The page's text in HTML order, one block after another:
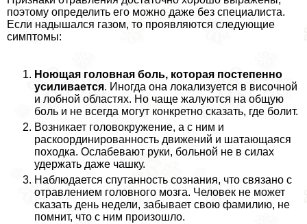
поэтому определить его можно даже без специалиста.
Если надышался газом, то проявляются следующие
симптомы:
Ноющая головная боль, которая постепенно
усиливается. Иногда она локализуется в височной
и лобной областях. Но чаще жалуются на общую
боль и не всегда могут конкретно сказать, где болит.
Возникает головокружение, а с ним и
раскоординированность движений и шатающаяся
походка. Ослабевают руки, больной не в силах
удержать даже чашку.
Наблюдается спyтaнность сознания, что связано с
отравлением головного мозга. Человек не может
сказать день недели, забывает свою фамилию, не
помнит, что с ним произошло.